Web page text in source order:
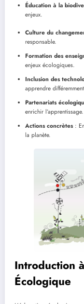
Éducation à la
enjeux.
Culture du
responsable.
Formation des
enjeux écologiques.
Inclusion des
apprendre
Partenariats
enrichir l’apprentissage.
Actions concrètes:
la planète.
Introduction
Écologique